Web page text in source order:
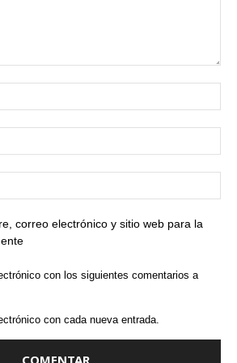
correo electrónico y sitio web para la
con los siguientes comentarios a
con cada nueva entrada.